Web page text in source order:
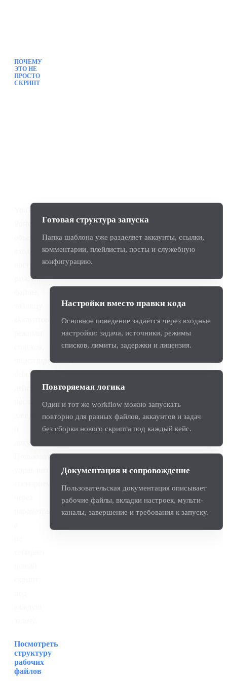
ПОЧЕМУ
ЭТО НЕ
ПРОСТО
СКРИПТ
объединяет
входные
настройки,
рабочие
лицензирование,
debug,
действия
завершения
документацию.
Пользователь
Посмотреть
структуру
рабочих
файлов
Готовая структура запуска
Папка шаблона уже разделяет аккаунты, ссылки,
комментарии, плейлисты, посты и служебную
конфигурацию.
Настройки вместо правки кода
Основное поведение задаётся через входные
настройки: задача, источники, режимы
списков, лимиты, задержки и лицензия.
Повторяемая логика
Один и тот же workflow можно запускать
повторно для разных файлов, аккаунтов и задач
без сборки нового скрипта под каждый кейс.
Документация и сопровождение
Пользовательская документация описывает
рабочие файлы, вкладки настроек, мульти-
каналы, завершение и требования к запуску.